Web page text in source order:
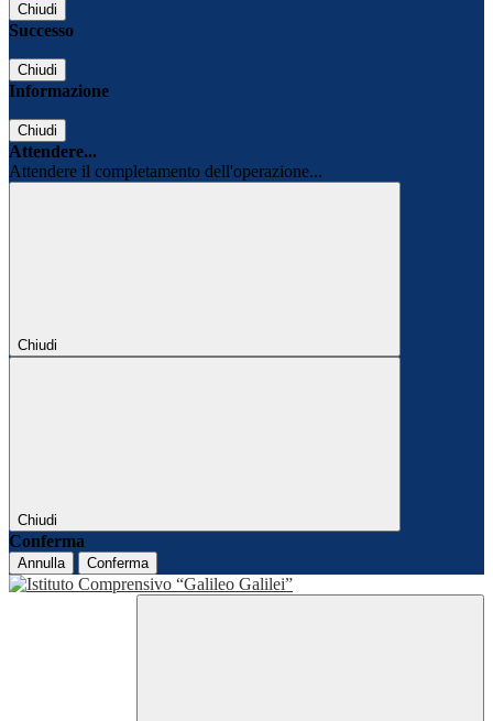
Chiudi
Successo
Chiudi
Informazione
Chiudi
Attendere...
Attendere il completamento dell'operazione...
Chiudi
Chiudi
Conferma
Annulla Conferma